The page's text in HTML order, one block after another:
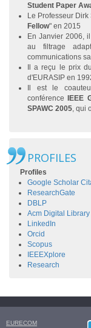
Student Paper
Le Professeur
Fellow" en 2015
En Janvier 2006,
au filtrage
communications
Il a reçu le prix
d'EURASIP en
Il est le
conférenceIEEE
SPAWC 2005, qui
PROFILES
Profiles
Google Scholar
ResearchGate
DBLP
Acm Digital Library
LinkedIn
Orcid
Scopus
IEEEXplore
Research
EURECOM